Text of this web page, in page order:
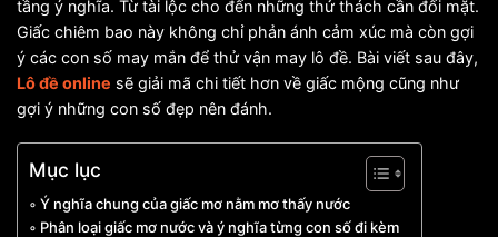
tầng ý nghĩa. Từ tài lộc cho đến những thử thách cần đối mặt.
Giấc chiêm bao này không chỉ phản ánh cảm xúc mà còn gợi
ý các con số may mắn để thử vận may lô đề. Bài viết sau đây,
Lô đề online sẽ giải mã chi tiết hơn về giấc mộng cũng như
gợi ý những con số đẹp nên đánh.
Mục lục
Ý nghĩa chung của giấc mơ nằm mơ thấy nước
Phân loại giấc mơ nước và ý nghĩa từng con số đi kèm